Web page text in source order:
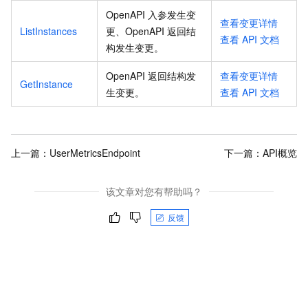
ListInstances
OpenAPI 入参发生变
更、OpenAPI 返回结
构发生变更。
查看变更详情
查看 API 文档
GetInstance
OpenAPI 返回结构发
生变更。
查看变更详情
查看 API 文档
上一篇： UserMetricsEndpoint 下一篇： API概览
该文章对您有帮助吗？
反馈